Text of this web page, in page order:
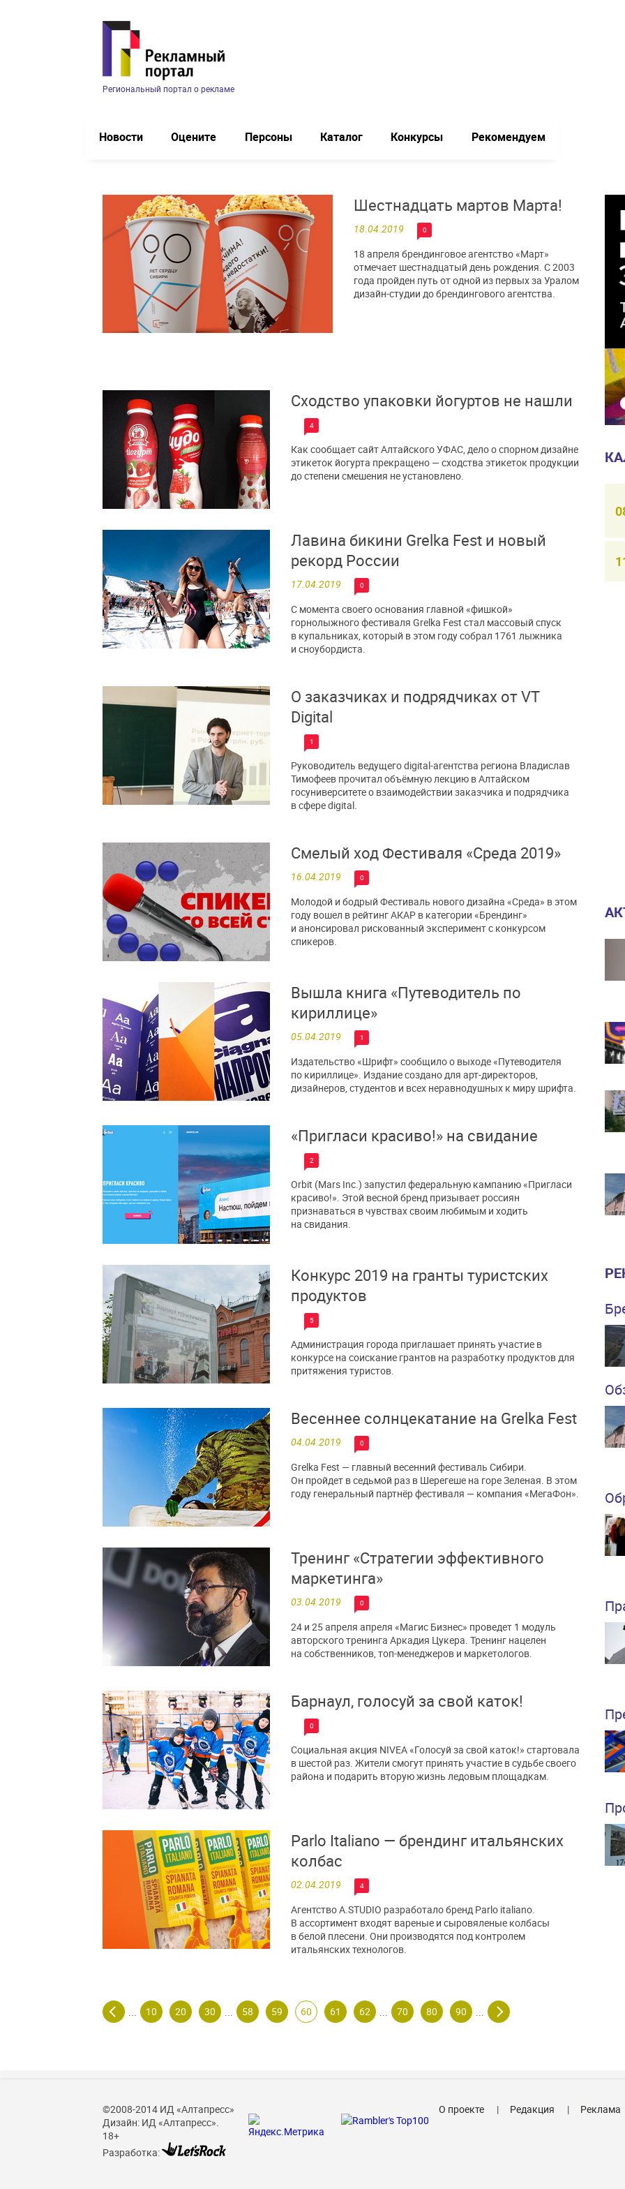
Региональный портал о рекламе
Новости Оцените Персоны Каталог Конкурсы Рекомендуем
Шестнадцать мартов Марта!
18.04.2019 0
18 апреля брендинговое агентство «Март»
отмечает шестнадцатый день рождения. С 2003
года пройден путь от одной из первых за Уралом
дизайн-студии до брендингового агентства.
Сходство упаковки йогуртов не нашли
4
Как сообщает сайт Алтайского УФАС, дело о спорном дизайне
этикеток йогурта прекращено — сходства этикеток продукции
до степени смешения не установлено.
Лавина бикини Grelka Fest и новый
рекорд России
17.04.2019 0
С момента своего основания главной «фишкой»
горнолыжного фестиваля Grelka Fest стал массовый спуск
в купальниках, который в этом году собрал 1761 лыжника
и сноубордиста.
О заказчиках и подрядчиках от VT
Digital
1
Руководитель ведущего digital-агентства региона Владислав
Тимофеев прочитал объёмную лекцию в Алтайском
госуниверситете о взаимодействии заказчика и подрядчика
в сфере digital.
Смелый ход Фестиваля «Среда 2019»
16.04.2019 0
Молодой и бодрый Фестиваль нового дизайна «Среда» в этом
году вошел в рейтинг АКАР в категории «Брендинг»
и анонсировал рискованный эксперимент с конкурсом
спикеров.
Вышла книга «Путеводитель по
кириллице»
05.04.2019 1
Издательство «Шрифт» сообщило о выходе «Путеводителя
по кириллице». Издание создано для арт-директоров,
дизайнеров, студентов и всех неравнодушных к миру шрифта.
«Пригласи красиво!» на свидание
2
Orbit (Mars Inc.) запустил федеральную кампанию «Пригласи
красиво!». Этой весной бренд призывает россиян
признаваться в чувствах своим любимым и ходить
на свидания.
Конкурс 2019 на гранты туристских
продуктов
5
Администрация города приглашает принять участие в
конкурсе на соискание грантов на разработку продуктов для
притяжения туристов.
Весеннее солнцекатание на Grelka Fest
04.04.2019 0
Grelka Fest — главный весенний фестиваль Сибири.
Он пройдет в седьмой раз в Шерегеше на горе Зеленая. В этом
году генеральный партнёр фестиваля — компания «МегаФон».
Тренинг «Стратегии эффективного
маркетинга»
03.04.2019 0
24 и 25 апреля апреля «Магис Бизнес» проведет 1 модуль
авторского тренинга Аркадия Цукера. Тренинг нацелен
на собственников, топ-менеджеров и маркетологов.
Барнаул, голосуй за свой каток!
0
Социальная акция NIVEA «Голосуй за свой каток!» стартовала
в шестой раз. Жители смогут принять участие в судьбе своего
района и подарить вторую жизнь ледовым площадкам.
Parlo Italiano — брендинг итальянских
колбас
02.04.2019 4
Агентство A.STUDIO разработало бренд Parlo italiano.
В ассортимент входят вареные и сыровяленые колбасы
в белой плесени. Они производятся под контролем
итальянских технологов.
10 20 30 58 59 60 61 62 70 80 90
©2008-2014 ИД «Алтапресс»
Дизайн: ИД «Алтапресс».
18+
Разработка:
О проекте Редакция Реклама